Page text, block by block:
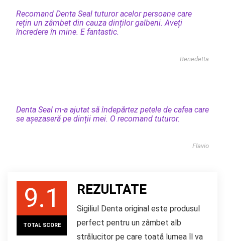
Recomand Denta Seal tuturor acelor persoane care
rețin un zâmbet din cauza dinților galbeni. Aveți
încredere în mine. E fantastic.
Benedetta
Denta Seal m-a ajutat să îndepărtez petele de cafea care
se așezaseră pe dinții mei. O recomand tuturor.
Flavio
9.1
TOTAL SCORE
REZULTATE
Sigiliul Denta original este produsul
perfect pentru un zâmbet alb
strălucitor pe care toată lumea îl va